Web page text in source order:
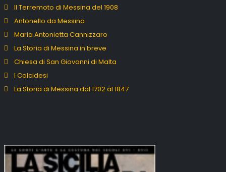
Il Terremoto di Messina del 1908
Antonello da Messina
Maria Antonietta Cannizzaro
La Storia di Messina in breve
Chiesa di San Giovanni di Malta
I Calcidesi
La Storia di Messina dal 1702 al 1847